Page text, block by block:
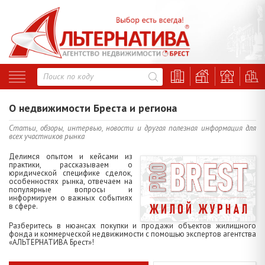
О недвижимости Бреста и региона
Статьи, обзоры, интервью, новости и другая полезная информация для
всех участников рынка
Делимся опытом и кейсами из
практики, рассказываем о
юридической специфике сделок,
особенностях рынка, отвечаем на
популярные вопросы и
информируем о важных событиях
в сфере.
Разберитесь в нюансах покупки и продажи объектов жилищного
фонда и коммерческой недвижимости с помощью экспертов агентства
«АЛЬТЕРНАТИВА Брест»!